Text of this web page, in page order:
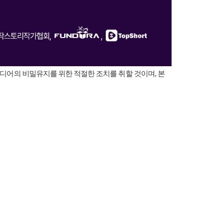
어의 비밀유지를 위한 적절한 조치를 취할 것이며, 본